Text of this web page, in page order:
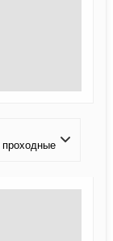
проходные